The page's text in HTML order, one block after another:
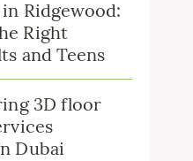
Ridgewood:
Right
and Teens
3D floor
Dubai